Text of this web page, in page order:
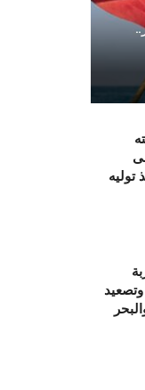
توليه